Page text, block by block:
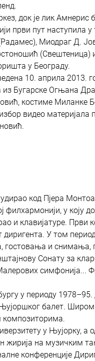
док је лик Амнерис
први пут наступила у
Миодраг Д.
(Свештеница)
у Београду.
10. априла 2013.
Бугарске Огњана
костиме Миланке
видео материјала
код Пјера
филхармонији, у коју
и клавијатуре.
диригента. У том
и снимања,
Сонату за
симфонија...
у периоду
балет.
композиторима.
у Њујорку, а
жирија на музичким
конференције